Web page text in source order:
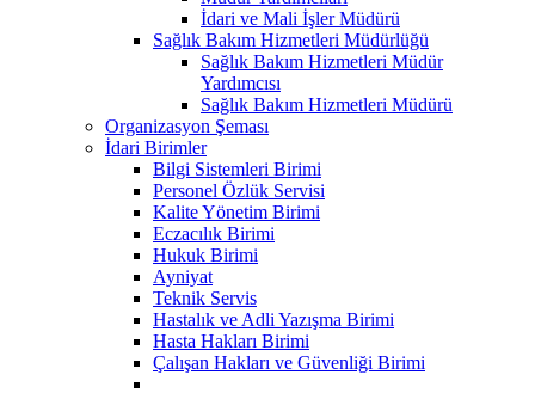
İdari ve Mali İşler Müdürü
Sağlık Bakım Hizmetleri Müdürlüğü
Sağlık Bakım Hizmetleri Müdür
Yardımcısı
Sağlık Bakım Hizmetleri Müdürü
Organizasyon Şeması
İdari Birimler
Bilgi Sistemleri Birimi
Personel Özlük Servisi
Kalite Yönetim Birimi
Eczacılık Birimi
Hukuk Birimi
Ayniyat
Teknik Servis
Hastalık ve Adli Yazışma Birimi
Hasta Hakları Birimi
Çalışan Hakları ve Güvenliği Birimi